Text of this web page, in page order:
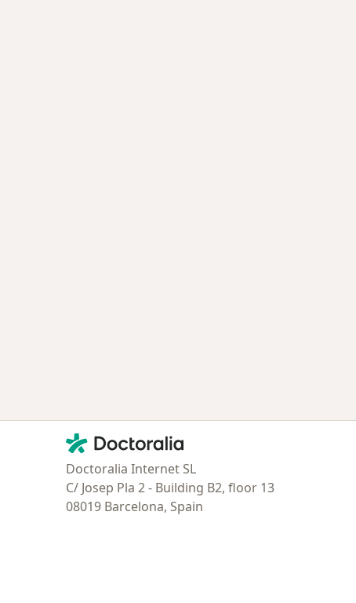
Contacto
Doctoralia - Página de inicio
Doctoralia Internet SL
C/ Josep Pla 2 - Building B2, floor 13
08019 Barcelona, Spain